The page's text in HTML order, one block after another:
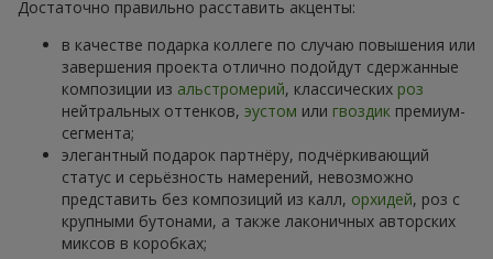
Достаточно правильно расставить акценты:
в качестве подарка коллеге по случаю повышения или
завершения проекта отлично подойдут сдержанные
композиции из альстромерий, классических роз
нейтральных оттенков, эустом или гвоздик премиум-
сегмента;
элегантный подарок партнёру, подчёркивающий
статус и серьёзность намерений, невозможно
представить без композиций из калл, орхидей, роз с
крупными бутонами, а также лаконичных авторских
миксов в коробках;